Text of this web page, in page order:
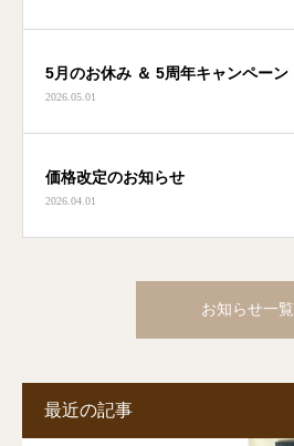
5月のお休み ＆ 5周年キャンペーン
2026.05.01
価格改定のお知らせ
2026.04.01
お知らせ一覧
最近の記事